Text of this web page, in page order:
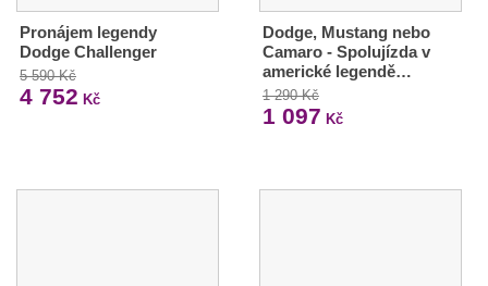
Pronájem legendy
Dodge Challenger
5 590 Kč
4 752 Kč
Dodge, Mustang nebo
Camaro - Spolujízda v
americké legendě…
1 290 Kč
1 097 Kč